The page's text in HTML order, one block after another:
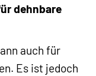
dehnbare
auch für
Es ist jedoch